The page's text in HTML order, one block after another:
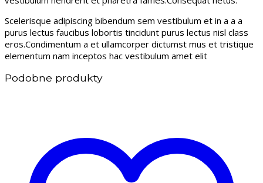
Scelerisque adipiscing bibendum sem vestibulum et in a a a
purus lectus faucibus lobortis tincidunt purus lectus nisl class
eros.Condimentum a et ullamcorper dictumst mus et tristique
elementum nam inceptos hac vestibulum amet elit
Podobne produkty